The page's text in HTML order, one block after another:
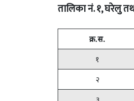
तालिका नं. १, घरेलु
क्र.स.
१
२